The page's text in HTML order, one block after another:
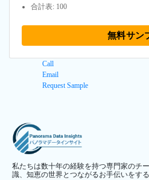
合計表: 100
無料サン
Call
Email
Request Sample
私たちは数十年の経験を持つ専門家のチ
識、知恵の世界とつながるお手伝いをす